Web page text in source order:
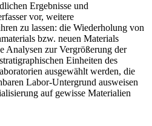
Ergebnisse und
vor, weitere
zu lassen: die Wiederholung von
bzw. neuen Materials
Analysen zur Vergrößerung der
Einheiten des
ausgewählt werden, die
Labor-Untergrund ausweisen
auf gewisse Materialien